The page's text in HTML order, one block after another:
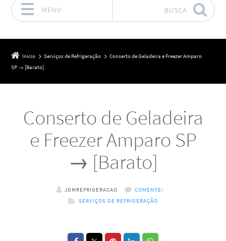
MENU BUSCA
Início Serviços de Refrigeração
Conserto de Geladeira e Freezer Amparo
SP → [Barato]
Conserto de Geladeira
e Freezer Amparo SP
→ [Barato]
JDMREFRIGERACAO
COMENTE!
SERVIÇOS DE REFRIGERAÇÃO